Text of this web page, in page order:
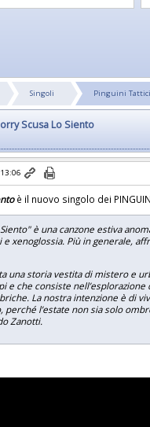
Singoli Pinguini
Scusa Lo Siento
è il nuovo singolo dei
è una canzone estiva
e xenoglossia. Più in generale,
una storia vestita di mistero e
e che consiste
La nostra intenzione è di
perché l’estate non sia solo
Zanotti.